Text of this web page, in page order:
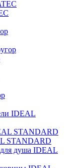
IDEAL
STANDARD
STANDARD
душа IDEAL